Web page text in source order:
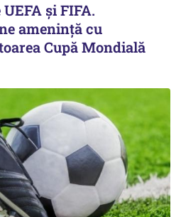
şi FIFA.
ameninţă cu
Cupă Mondială